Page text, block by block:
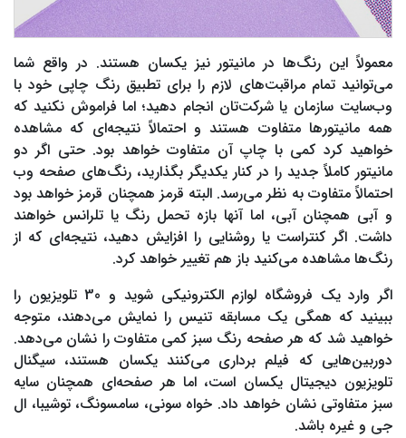
معمولاً این رنگ‌ها در مانیتور نیز یکسان هستند. در واقع شما
می‌توانید تمام مراقبت‌های لازم را برای تطبیق رنگ چاپی خود با
وب‌سایت سازمان یا شرکت‌تان انجام دهید؛ اما فراموش نکنید که
همه مانیتورها متفاوت هستند و احتمالاً نتیجه‌ای که مشاهده
خواهید کرد کمی با چاپ آن متفاوت خواهد بود. حتی اگر دو
مانیتور کاملاً جدید را در کنار یکدیگر بگذارید، رنگ‌های صفحه وب
احتمالاً متفاوت به نظر می‌رسد. البته قرمز همچنان قرمز خواهد بود
و آبی همچنان آبی، اما آنها بازه تحمل رنگ یا تلرانس خواهند
داشت. اگر کنتراست یا روشنایی را افزایش دهید، نتیجه‌ای که از
رنگ‌ها مشاهده می‌کنید باز هم تغییر خواهد کرد.
اگر وارد یک فروشگاه لوازم الکترونیکی شوید و 30 تلویزیون را
ببینید که همگی یک مسابقه تنیس را نمایش می‌دهند، متوجه
خواهید شد که هر صفحه رنگ سبز کمی متفاوت را نشان می‌دهد.
دوربین‌هایی که فیلم برداری می‌کنند یکسان هستند، سیگنال
تلویزیون دیجیتال یکسان است، اما هر صفحه‌ای همچنان سایه
سبز متفاوتی نشان خواهد داد. خواه سونی، سامسونگ، توشیبا، ال
جی و غیره باشد.